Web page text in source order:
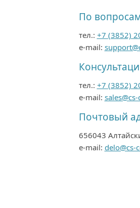
По
тел.: +7 (3852)
e-mail:
тел.: +7 (3852)
e-mail:
Почтовый
656043
e-mail: delo@cs-